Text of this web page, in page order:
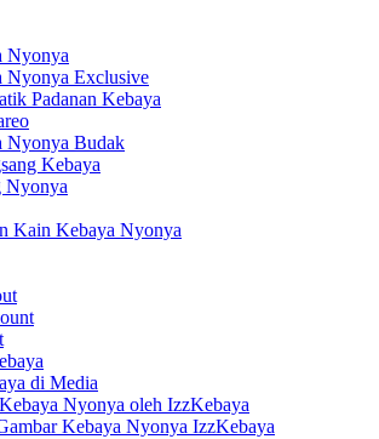
Nyonya
Nyonya Exclusive
Padanan Kebaya
Nyonya Budak
Kebaya
Nyonya
Kain Kebaya Nyonya
di Media
Nyonya oleh IzzKebaya
Kebaya Nyonya IzzKebaya